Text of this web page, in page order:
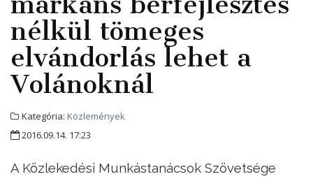
nélkül tömeges
elvándorlás lehet a
Volánoknál
Kategória: Közlemények
2016.09.14. 17:23
A Közlekedési Munkástanácsok Szövetsége